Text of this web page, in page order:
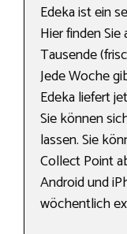
Edeka ist ein
Hier finden
Tausende
Jede Woche
Edeka liefert
Sie können
lassen. Sie
Collect Point
Android und
wöchentlich